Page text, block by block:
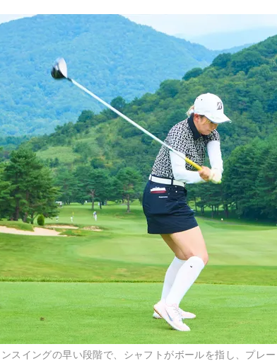
ンスイングの早い段階で、シャフトがボールを指し、プレ